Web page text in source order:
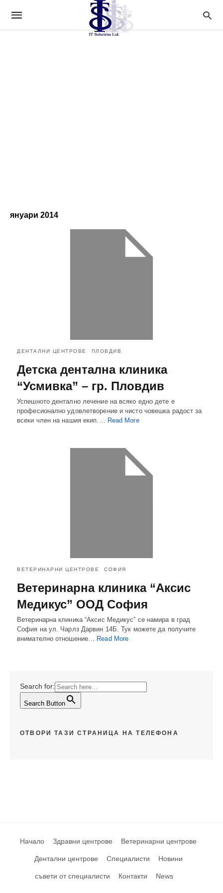
януари 2014
ДЕНТАЛНИ ЦЕНТРОВЕ ПЛОВДИВ
Детска дентална клиника
“Усмивка” – гр. Пловдив
Успешното дентално лечение на всяко едно дете е
професионално удовлетворение и чисто човешка радост за
всеки член на нашия екип.… Read More
ВЕТЕРИНАРНИ ЦЕНТРОВЕ СОФИЯ
Ветеринарна клиника “Аксис
Медикус” ООД София
Ветеринарна клиника “Аксис Медикус” се намира в град
София на ул. Чарлз Дарвин 14Б. Тук можете да получите
внимателно отношение… Read More
Search for:
Search Button
ОТВОРИ ТАЗИ СТРАНИЦА НА ТЕЛЕФОНА
Начало Здравни центрове Ветеринарни центрове
Дентални центрове Специалисти Новини
съвети от специалисти Контакти News